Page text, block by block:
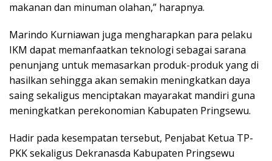
makanan dan minuman olahan,” harapnya.
Marindo Kurniawan juga mengharapkan para pelaku
IKM dapat memanfaatkan teknologi sebagai sarana
penunjang untuk memasarkan produk-produk yang di
hasilkan sehingga akan semakin meningkatkan daya
saing sekaligus menciptakan mayarakat mandiri guna
meningkatkan perekonomian Kabupaten Pringsewu.
Hadir pada kesempatan tersebut, Penjabat Ketua TP-
PKK sekaligus Dekranasda Kabupaten Pringsewu